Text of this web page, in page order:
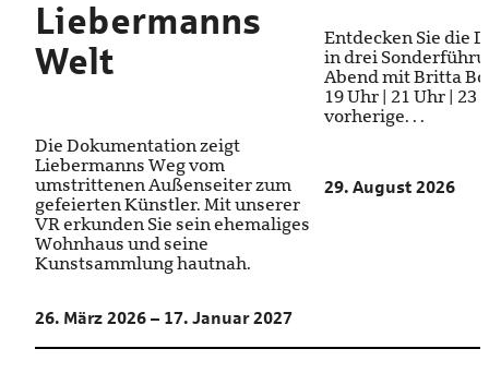
Liebermanns
Welt
Die Dokumentation zeigt
Liebermanns Weg vom
umstrittenen Außenseiter zum
gefeierten Künstler. Mit unserer
VR erkunden Sie sein ehemaliges
Wohnhaus und seine
Kunstsammlung hautnah.
26. März 2026 – 17. Januar 2027
Entdecken Sie die
in drei
Abend mit Britta
19 Uhr | 21 Uhr | 23
vorherige. . .
29. August 2026